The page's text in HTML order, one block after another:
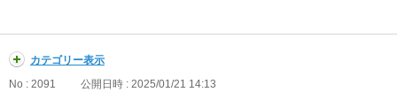
カテゴリー表示
No : 2091
公開日時 : 2025/01/21 14:13